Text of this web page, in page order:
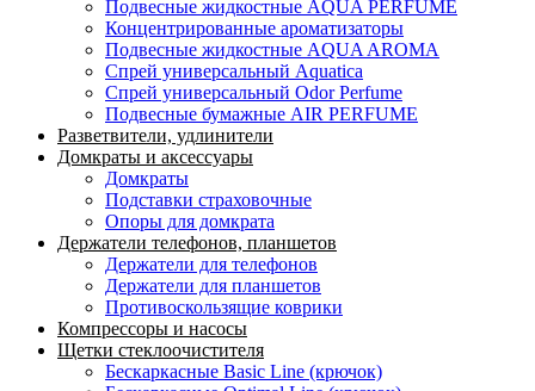
Подвесные жидкостные AQUA PERFUME
Концентрированные ароматизаторы
Подвесные жидкостные AQUA AROMA
Спрей универсальный Aquatica
Спрей универсальный Odor Perfume
Подвесные бумажные AIR PERFUME
Разветвители, удлинители
Домкраты и аксессуары
Домкраты
Подставки страховочные
Опоры для домкрата
Держатели телефонов, планшетов
Держатели для телефонов
Держатели для планшетов
Противоскользящие коврики
Компрессоры и насосы
Щетки стеклоочистителя
Бескаркасные Basic Line (крючок)